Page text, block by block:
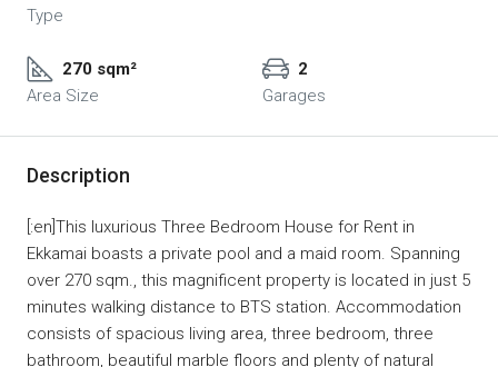
Type
270 sqm²
Area Size
2
Garages
Description
[:en]This luxurious Three Bedroom House for Rent in
Ekkamai boasts a private pool and a maid room. Spanning
over 270 sqm., this magnificent property is located in just 5
minutes walking distance to BTS station. Accommodation
consists of spacious living area, three bedroom, three
bathroom, beautiful marble floors and plenty of natural